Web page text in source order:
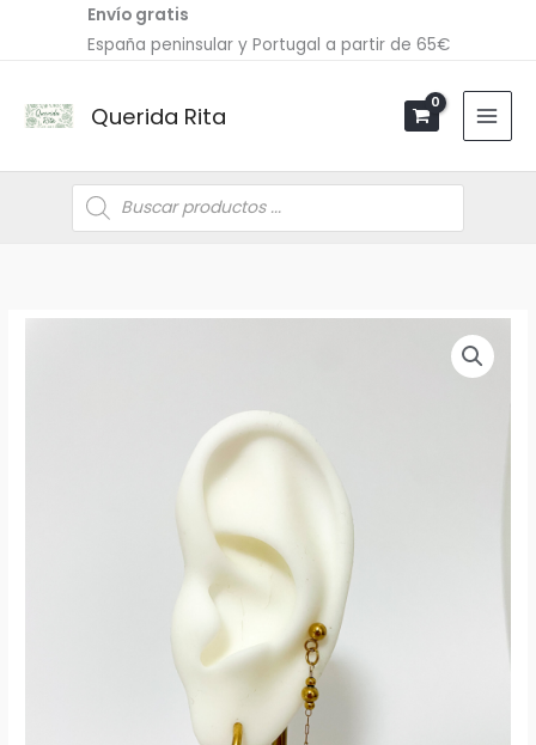
Envío gratis
España peninsular y Portugal a partir de 65€
Querida Rita
Búsqueda
de
productos